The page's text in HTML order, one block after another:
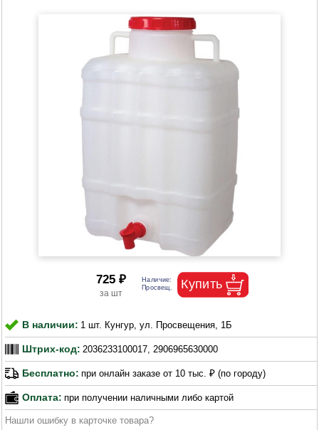
725 ₽
В наличии: 1 шт. Кунгур, ул. Просвещения, 1Б
Штрих-код: 2036233100017, 2906965630000
Бесплатно: при онлайн заказе от 10 тыс. ₽ (по городу)
Оплата: при получении наличными либо картой
Нашли ошибку в карточке товара?